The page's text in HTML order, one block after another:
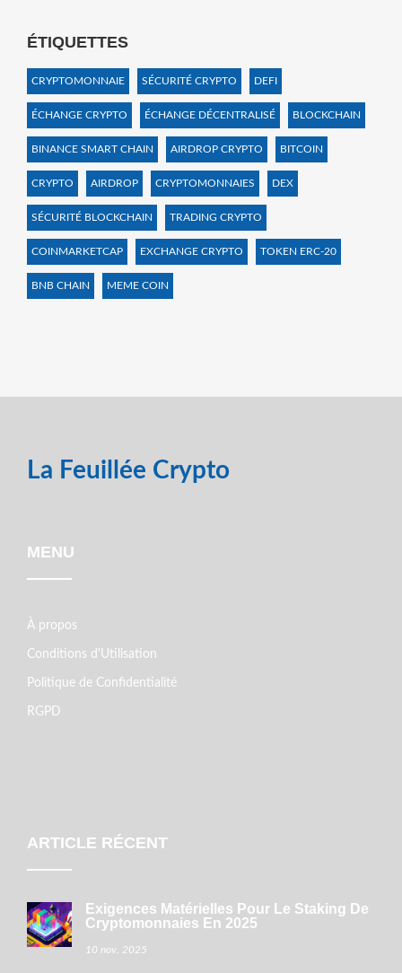
ÉTIQUETTES
CRYPTOMONNAIE SÉCURITÉ CRYPTO DEFI
ÉCHANGE CRYPTO ÉCHANGE DÉCENTRALISÉ BLOCKCHAIN
BINANCE SMART CHAIN AIRDROP CRYPTO BITCOIN
CRYPTO AIRDROP CRYPTOMONNAIES DEX
SÉCURITÉ BLOCKCHAIN TRADING CRYPTO
COINMARKETCAP EXCHANGE CRYPTO TOKEN ERC-20
BNB CHAIN MEME COIN
La Feuillée Crypto
MENU
À propos
Conditions d'Utilisation
Politique de Confidentialité
RGPD
ARTICLE RÉCENT
Exigences Matérielles Pour Le Staking De
Cryptomonnaies En 2025
10 nov. 2025